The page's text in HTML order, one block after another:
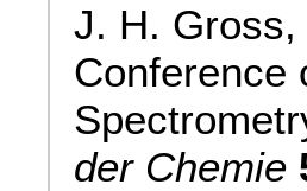
J. H. Gross,
Conference
der Chemie